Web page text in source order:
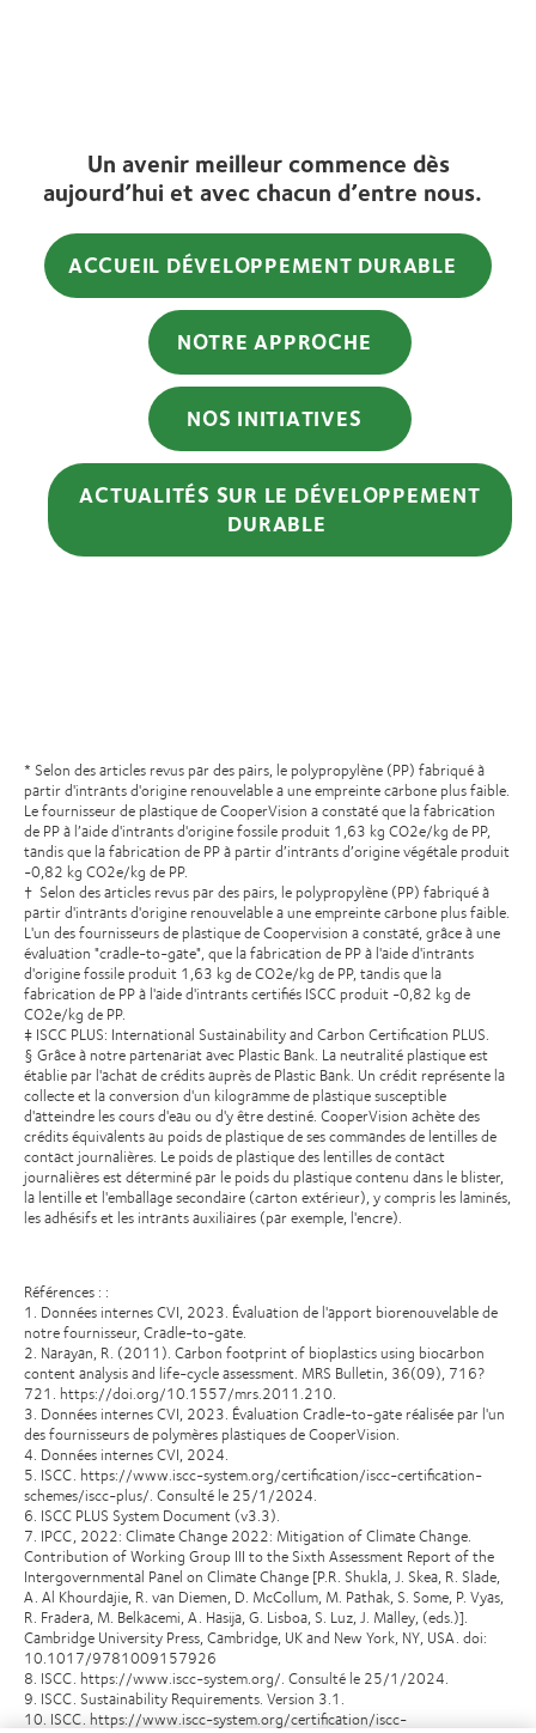
Un avenir meilleur commence dès
aujourd’hui et avec chacun d’entre nous.
ACCUEIL DÉVELOPPEMENT DURABLE
NOTRE APPROCHE
NOS INITIATIVES
ACTUALITÉS SUR LE DÉVELOPPEMENT
DURABLE
* Selon des articles revus par des pairs, le polypropylène (PP) fabriqué à
partir d'intrants d'origine renouvelable a une empreinte carbone plus faible.
Le fournisseur de plastique de CooperVision a constaté que la fabrication
de PP à l’aide d'intrants d'origine fossile produit 1,63 kg CO2e/kg de PP,
tandis que la fabrication de PP à partir d’intrants d’origine végétale produit
-0,82 kg CO2e/kg de PP.
† Selon des articles revus par des pairs, le polypropylène (PP) fabriqué à
partir d'intrants d'origine renouvelable a une empreinte carbone plus faible.
L'un des fournisseurs de plastique de Coopervision a constaté, grâce à une
évaluation "cradle-to-gate", que la fabrication de PP à l'aide d'intrants
d'origine fossile produit 1,63 kg de CO2e/kg de PP, tandis que la
fabrication de PP à l'aide d'intrants certifiés ISCC produit -0,82 kg de
CO2e/kg de PP.
‡ ISCC PLUS: International Sustainability and Carbon Certification PLUS.
§ Grâce à notre partenariat avec Plastic Bank. La neutralité plastique est
établie par l'achat de crédits auprès de Plastic Bank. Un crédit représente la
collecte et la conversion d'un kilogramme de plastique susceptible
d'atteindre les cours d'eau ou d'y être destiné. CooperVision achète des
crédits équivalents au poids de plastique de ses commandes de lentilles de
contact journalières. Le poids de plastique des lentilles de contact
journalières est déterminé par le poids du plastique contenu dans le blister,
la lentille et l'emballage secondaire (carton extérieur), y compris les laminés,
les adhésifs et les intrants auxiliaires (par exemple, l'encre).
Références : :
1. Données internes CVI, 2023. Évaluation de l'apport biorenouvelable de
notre fournisseur, Cradle-to-gate.
2. Narayan, R. (2011). Carbon footprint of bioplastics using biocarbon
content analysis and life-cycle assessment. MRS Bulletin, 36(09), 716?
721. https://doi.org/10.1557/mrs.2011.210.
3. Données internes CVI, 2023. Évaluation Cradle-to-gate réalisée par l'un
des fournisseurs de polymères plastiques de CooperVision.
4. Données internes CVI, 2024.
5. ISCC. https://www.iscc-system.org/certification/iscc-certification-
schemes/iscc-plus/. Consulté le 25/1/2024.
6. ISCC PLUS System Document (v3.3).
7. IPCC, 2022: Climate Change 2022: Mitigation of Climate Change.
Contribution of Working Group III to the Sixth Assessment Report of the
Intergovernmental Panel on Climate Change [P.R. Shukla, J. Skea, R. Slade,
A. Al Khourdajie, R. van Diemen, D. McCollum, M. Pathak, S. Some, P. Vyas,
R. Fradera, M. Belkacemi, A. Hasija, G. Lisboa, S. Luz, J. Malley, (eds.)].
Cambridge University Press, Cambridge, UK and New York, NY, USA. doi:
10.1017/9781009157926
8. ISCC. https://www.iscc-system.org/. Consulté le 25/1/2024.
9. ISCC. Sustainability Requirements. Version 3.1.
10. ISCC. https://www.iscc-system.org/certification/iscc-